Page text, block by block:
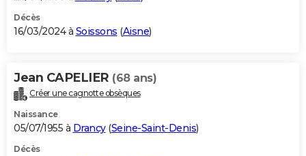
Décès
16/03/2024 à Soissons (Aisne)
Jean CAPELIER (68 ans)
Créer une cagnotte obsèques
Naissance
05/07/1955 à Drancy(Seine-Saint-Denis)
Décès